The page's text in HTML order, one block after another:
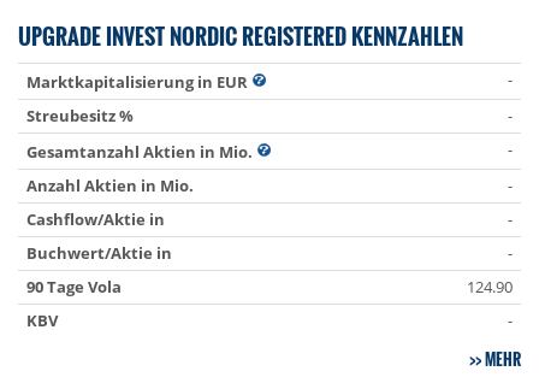
UPGRADE INVEST NORDIC REGISTERED KENNZAHLEN
Marktkapitalisierung in EUR
-
Streubesitz %
-
Gesamtanzahl Aktien in Mio.
-
Anzahl Aktien in Mio.
-
Cashflow/Aktie in
-
Buchwert/Aktie in
-
90 Tage Vola
124.90
KBV
-
MEHR